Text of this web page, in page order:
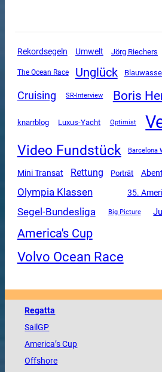
Rekordsegeln Umwelt Jörg Riechers
The Ocean Race Unglück
Cruising SR-Interview Boris
knarrblog Luxus-Yacht Optimist
Video Fundstück Barcelona
Mini Transat Rettung Porträt
Olympia Klassen 35.
Segel-Bundesliga Big Picture
America's Cup
Volvo Ocean Race
Regatta
SailGP
America’s Cup
Offshore